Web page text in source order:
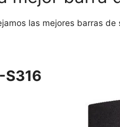
las mejores barras
S316